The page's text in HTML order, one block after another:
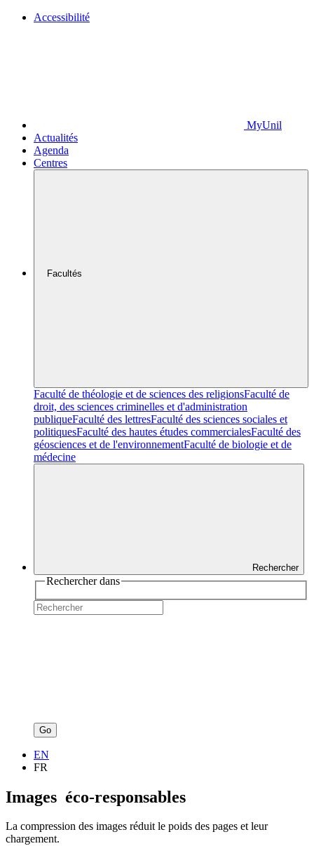
Accessibilité
MyUnil
Actualités
Agenda
Centres
Facultés
Faculté de théologie et de sciences des religionsFaculté de
droit, des sciences criminelles et d'administration
publiqueFaculté des lettresFaculté des sciences sociales et
politiquesFaculté des hautes études commercialesFaculté des
géosciences et de l'environnementFaculté de biologie et de
médecine
Rechercher
Rechercher dans
Go
EN
FR
Images éco-responsables
La compression des images réduit le poids des pages et leur
chargement.